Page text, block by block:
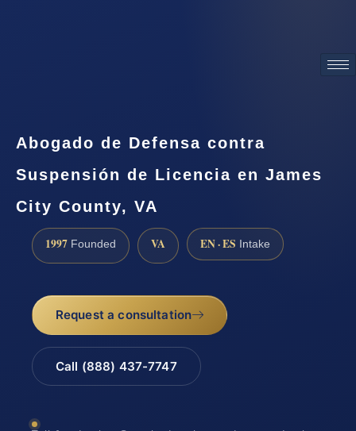
Abogado de Defensa contra
Suspensión de Licencia en James
City County, VA
1997 Founded VA EN · ES Intake
Request a consultation
Call (888) 437-7747